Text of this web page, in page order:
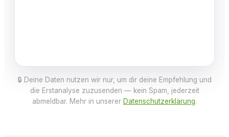
🔒 Deine Daten nutzen wir nur, um dir deine Empfehlung und
die Erstanalyse zuzusenden — kein Spam, jederzeit
abmeldbar. Mehr in unserer Datenschutzerklärung.